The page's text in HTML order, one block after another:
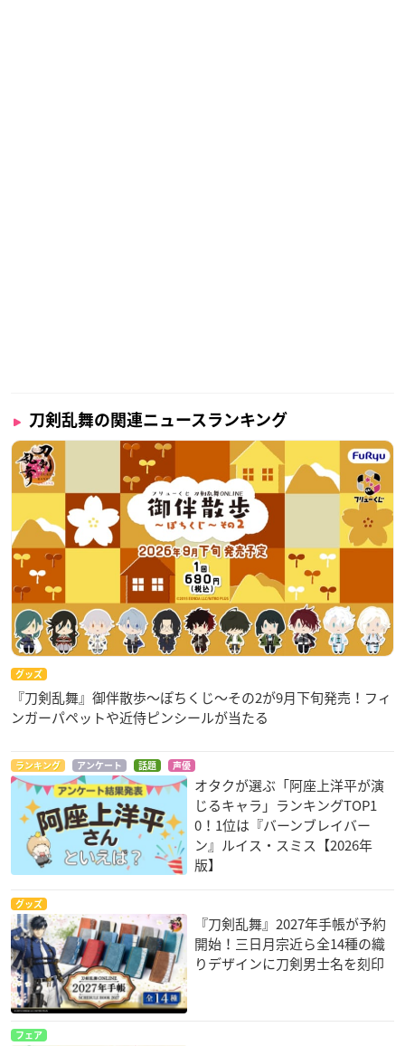
刀剣乱舞の関連ニュースランキング
グッズ
『刀剣乱舞』御伴散歩～ぽちくじ～その2が9月下旬発売！フィ
ンガーパペットや近侍ピンシールが当たる
ランキング アンケート 話題 声優
オタクが選ぶ「阿座上洋平が演
じるキャラ」ランキングTOP1
0！1位は『バーンブレイバー
ン』ルイス・スミス【2026年
版】
グッズ
『刀剣乱舞』2027年手帳が予約
開始！三日月宗近ら全14種の織
りデザインに刀剣男士名を刻印
フェア